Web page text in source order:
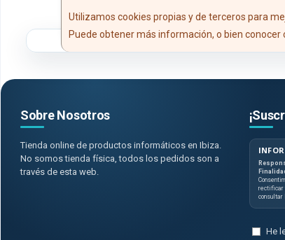
Utilizamos cookies propias y de terceros para
Puede obtener más información, o bien
Sobre Nosotros
Tienda online de productos informáticos en Ibiza.
No somos tienda física, todos los pedidos son a
través de esta web.
rectificar
consultar
He